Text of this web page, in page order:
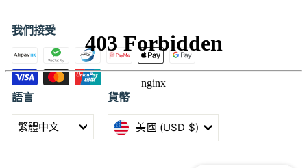
我們接受
語言
繁體中文
貨幣
美國 (USD $)